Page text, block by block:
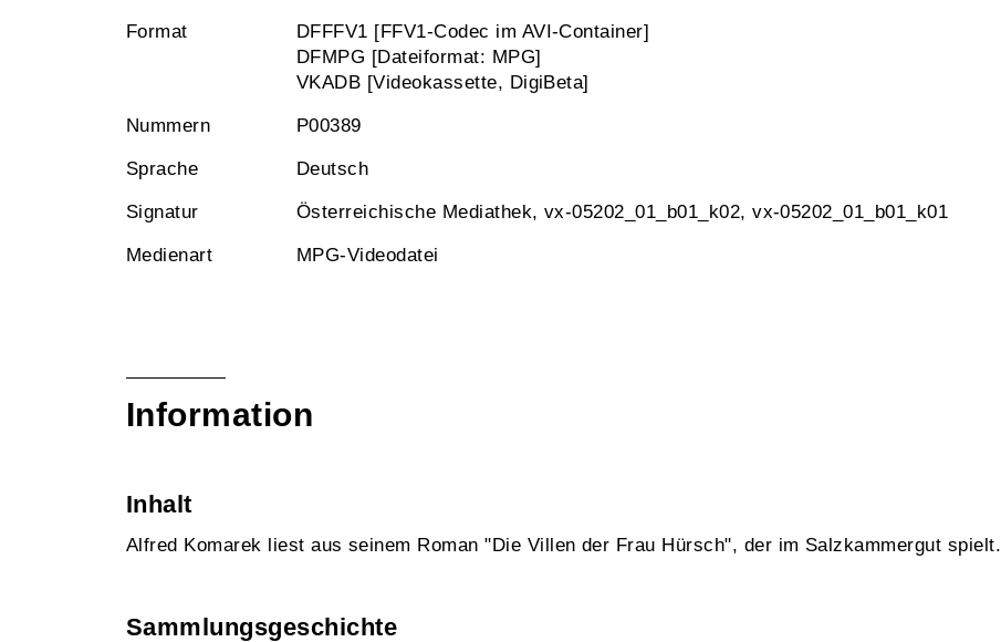
Format
DFFFV1 [FFV1-Codec im AVI-Container]
DFMPG [Dateiformat: MPG]
VKADB [Videokassette, DigiBeta]
Nummern P00389
Sprache Deutsch
Signatur Österreichische Mediathek, vx-05202_01_b01_k02, vx-05202_01_b01_k01
Medienart MPG-Videodatei
Information
Inhalt
Alfred Komarek liest aus seinem Roman "Die Villen der Frau Hürsch", der im Salzkammergut spielt.
Sammlungsgeschichte